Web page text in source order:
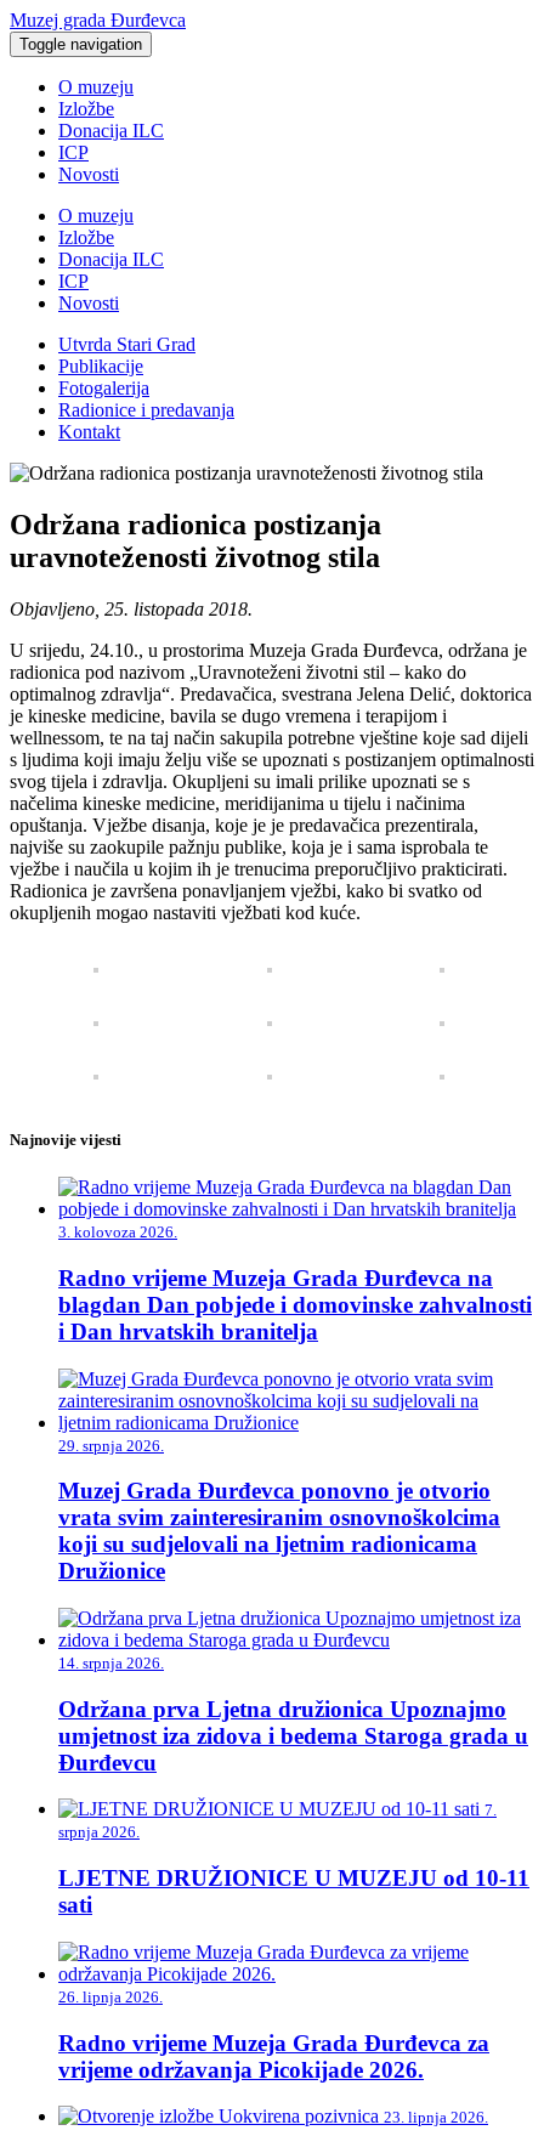
Muzej grada Đurđevca
Toggle navigation
O muzeju
Izložbe
Donacija ILC
ICP
Novosti
O muzeju
Izložbe
Donacija ILC
ICP
Novosti
Utvrda Stari Grad
Publikacije
Fotogalerija
Radionice i predavanja
Kontakt
Održana radionica postizanja
uravnoteženosti životnog stila
Objavljeno, 25. listopada 2018.
U srijedu, 24.10., u prostorima Muzeja Grada Đurđevca, održana je
radionica pod nazivom „Uravnoteženi životni stil – kako do
optimalnog zdravlja“. Predavačica, svestrana Jelena Delić, doktorica
je kineske medicine, bavila se dugo vremena i terapijom i
wellnessom, te na taj način sakupila potrebne vještine koje sad dijeli
s ljudima koji imaju želju više se upoznati s postizanjem optimalnosti
svog tijela i zdravlja. Okupljeni su imali prilike upoznati se s
načelima kineske medicine, meridijanima u tijelu i načinima
opuštanja. Vježbe disanja, koje je je predavačica prezentirala,
najviše su zaokupile pažnju publike, koja je i sama isprobala te
vježbe i naučila u kojim ih je trenucima preporučljivo prakticirati.
Radionica je završena ponavljanjem vježbi, kako bi svatko od
okupljenih mogao nastaviti vježbati kod kuće.
Najnovije vijesti
3. kolovoza 2026.
Radno vrijeme Muzeja Grada Đurđevca na
blagdan Dan pobjede i domovinske zahvalnosti
i Dan hrvatskih branitelja
29. srpnja 2026.
Muzej Grada Đurđevca ponovno je otvorio
vrata svim zainteresiranim osnovnoškolcima
koji su sudjelovali na ljetnim radionicama
Družionice
14. srpnja 2026.
Održana prva Ljetna družionica Upoznajmo
umjetnost iza zidova i bedema Staroga grada u
Đurđevcu
7.
srpnja 2026.
LJETNE DRUŽIONICE U MUZEJU od 10-11
sati
26. lipnja 2026.
Radno vrijeme Muzeja Grada Đurđevca za
vrijeme održavanja Picokijade 2026.
23. lipnja 2026.